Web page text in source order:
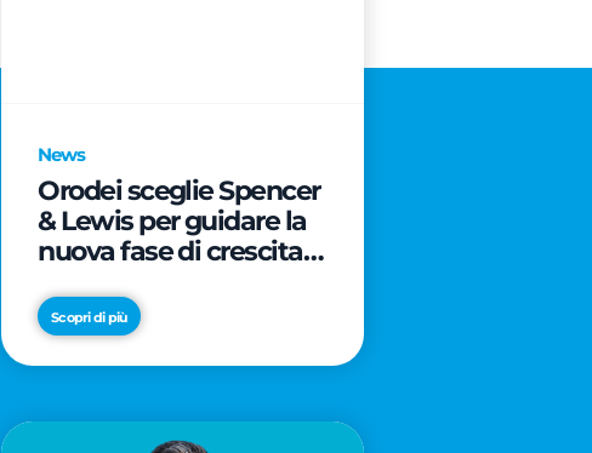
News
Orodei sceglie Spencer
& Lewis per guidare la
nuova fase di crescita e
brand
Scopri di più